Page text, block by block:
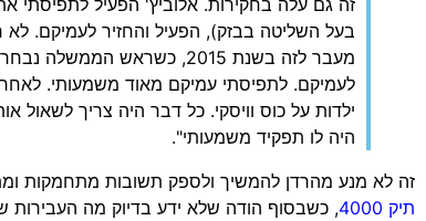
בעל השליטה בבזק), הפעיל והחזיר לעמיקם.
מעבר לזה בשנת 2015, כשראש
לעמיקם. לתפיסתי עמיקם מאוד משמעותי.
ילדות על כוס וויסקי. כל דבר היה צריך לשאול
היה לו תפקיד משמעותי".
זה לא מנע מהרדן להמשיך ולספק תשובות מתחמקות
תיק 4000
, כשבסוף הודה שלא ידע בדיוק מה העבירות